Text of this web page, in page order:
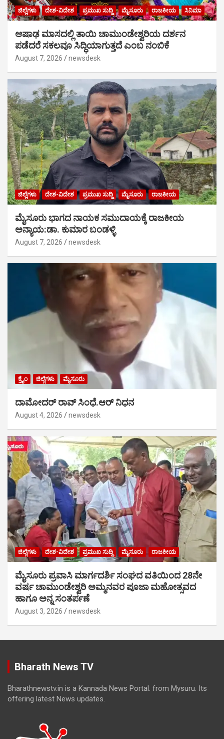
ಜಿಲ್ಲೆಗಳು ದೇಶ-ವಿದೇಶ ಪ್ರಮುಖ ಸುದ್ದಿ ಮೈಸೂರು ರಾಜಕೀಯ ಸಿನಿಮಾ
ಆಷಾಢ ಮಾಸದಲ್ಲಿ ತಾಯಿ ಚಾಮುಂಡೇಶ್ವರಿಯ ದರ್ಶನ
ಪಡೆದರೆ ಸಕಲವೂ ಸಿದ್ಧಿಯಾಗುತ್ತದೆ ಎಂಬ ನಂಬಿಕೆ
August 7, 2026 newsdesk
ಜಿಲ್ಲೆಗಳು ದೇಶ-ವಿದೇಶ ಪ್ರಮುಖ ಸುದ್ದಿ ಮೈಸೂರು ರಾಜಕೀಯ
ಮೈಸೂರು ಭಾಗದ ನಾಯಕ ಸಮುದಾಯಕ್ಕೆ ರಾಜಕೀಯ
ಅನ್ಯಾಯ:ಡಾ. ಕುಮಾರ ಬಂಡಳ್ಳಿ
August 7, 2026 newsdesk
ಕ್ರೈಂ ಜಿಲ್ಲೆಗಳು ಮೈಸೂರು
ದಾಮೋದರ್ ರಾವ್ ಸಿಂಧೆ.ಆರ್ ನಿಧನ
August 4, 2026 newsdesk
ಜಿಲ್ಲೆಗಳು ದೇಶ-ವಿದೇಶ ಪ್ರಮುಖ ಸುದ್ದಿ ಮೈಸೂರು ರಾಜಕೀಯ
ಮೈಸೂರು ಪ್ರವಾಸಿ ಮಾರ್ಗದರ್ಶಿ ಸಂಘದ ವತಿಯಿಂದ 28ನೇ
ವರ್ಷ ಚಾಮುಂಡೇಶ್ವರಿ ಅಮ್ಮನವರ ಪೂಜಾ ಮಹೋತ್ಸವದ
ಹಾಗೂ ಅನ್ನ ಸಂತರ್ಪಣೆ
August 3, 2026 newsdesk
Bharath News TV
Bharathnewstv.in is a Kannada News Portal. from Mysuru. Its
offering latest News updates.